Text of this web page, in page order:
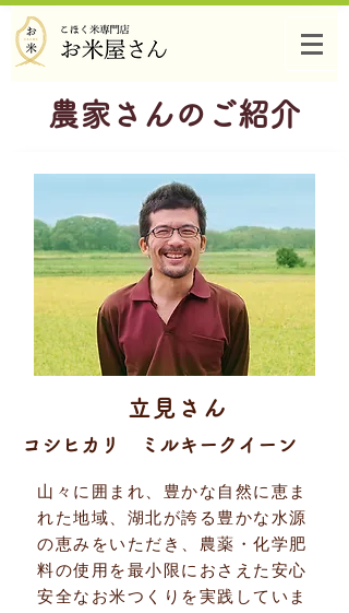
農家さんのご紹介
立見さん
コシヒカリ ミルキークイーン
山々に囲まれ、豊かな自然に恵ま
れた地域、湖北が誇る豊かな水源
の恵みをいただき、農薬・化学肥
料の使用を最小限におさえた安心
安全なお米つくりを実践していま